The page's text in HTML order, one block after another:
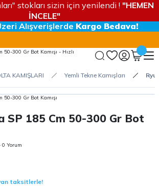
stokları sizin için yenilendi ! "HEMEN
İNCELE"
Alışverişlerde Kargo Bedava!
KAMIŞLARI Yemli Tekne Kamışları
SP 185 Cm 50-300 Gr Bot
Yorum
taksitlerle!